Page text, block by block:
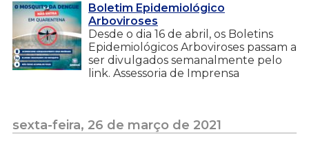
Boletim Epidemiológico
Arboviroses
Desde o dia 16 de abril, os Boletins
Epidemiológicos Arboviroses passam a
ser divulgados semanalmente pelo
link. Assessoria de Imprensa
sexta-feira, 26 de março de 2021